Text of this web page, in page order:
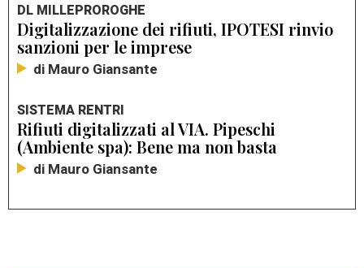
DL MILLEPROROGHE
Digitalizzazione dei rifiuti, IPOTESI rinvio
sanzioni per le imprese
di Mauro Giansante
SISTEMA RENTRI
Rifiuti digitalizzati al VIA. Pipeschi
(Ambiente spa): Bene ma non basta
di Mauro Giansante